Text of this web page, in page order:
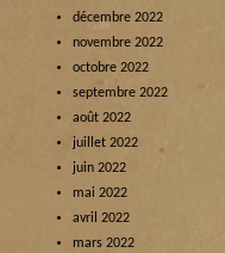
décembre 2022
novembre 2022
octobre 2022
septembre 2022
août 2022
juillet 2022
juin 2022
mai 2022
avril 2022
mars 2022